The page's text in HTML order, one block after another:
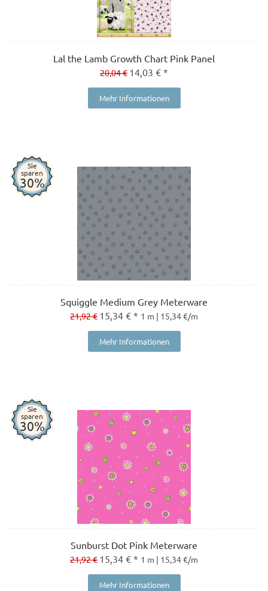
Lal the Lamb Growth Chart Pink Panel
20,04 € 14,03 € *
Mehr Informationen
Sie
sparen
30%
Squiggle Medium Grey Meterware
21,92 € 15,34 € * 1 m | 15,34 €/m
Mehr Informationen
Sie
sparen
30%
Sunburst Dot Pink Meterware
21,92 € 15,34 € * 1 m | 15,34 €/m
Mehr Informationen